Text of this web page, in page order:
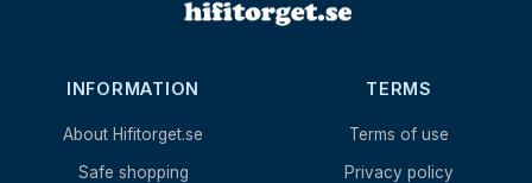
INFORMATION
About Hifitorget.se
Safe shopping
TERMS
Terms of use
Privacy policy